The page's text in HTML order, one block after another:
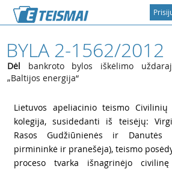
BYLA 2-1562/2012
Dėl bankroto bylos iškėlimo
„Baltijos energija“
Lietuvos apeliacinio teismo
kolegija, susidedanti iš teisėjų:
Rasos Gudžiūnienės ir Danutės
pirmininkė ir pranešėja), teismo
proceso tvarka išnagrinėjo